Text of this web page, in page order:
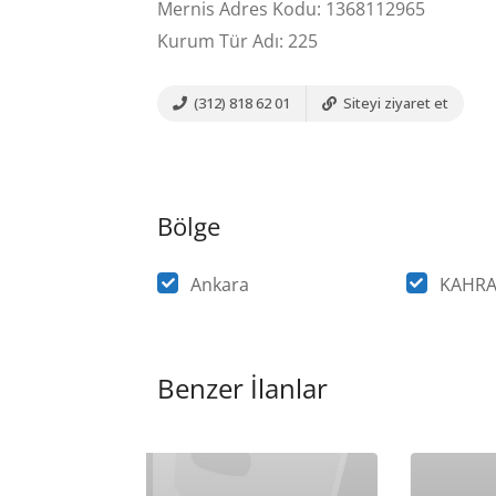
Mernis Adres Kodu: 1368112965
Kurum Tür Adı: 225
(312) 818 62 01 Siteyi ziyaret et
Bölge
Ankara
Benzer İlanlar